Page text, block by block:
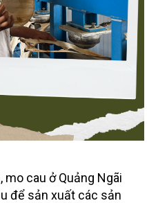
cau ở Quảng Ngãi
để sản xuất các sản